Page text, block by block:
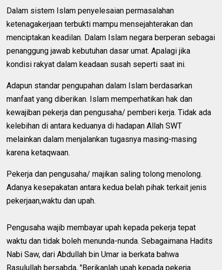
Dalam sistem Islam penyelesaian permasalahan
ketenagakerjaan terbukti mampu mensejahterakan dan
menciptakan keadilan. Dalam Islam negara berperan sebagai
penanggung jawab kebutuhan dasar umat. Apalagi jika
kondisi rakyat dalam keadaan susah seperti saat ini.
Adapun standar pengupahan dalam Islam berdasarkan
manfaat yang diberikan. Islam memperhatikan hak dan
kewajiban pekerja dan pengusaha/ pemberi kerja. Tidak ada
kelebihan di antara keduanya di hadapan Allah SWT
melainkan dalam menjalankan tugasnya masing-masing
karena ketaqwaan.
Pekerja dan pengusaha/ majikan saling tolong menolong.
Adanya kesepakatan antara kedua belah pihak terkait jenis
pekerjaan,waktu dan upah.
Pengusaha wajib membayar upah kepada pekerja tepat
waktu dan tidak boleh menunda-nunda. Sebagaimana Hadits
Nabi Saw, dari Abdullah bin Umar ia berkata bahwa
Rasulullah bersabda, "Berikanlah upah kepada pekerja